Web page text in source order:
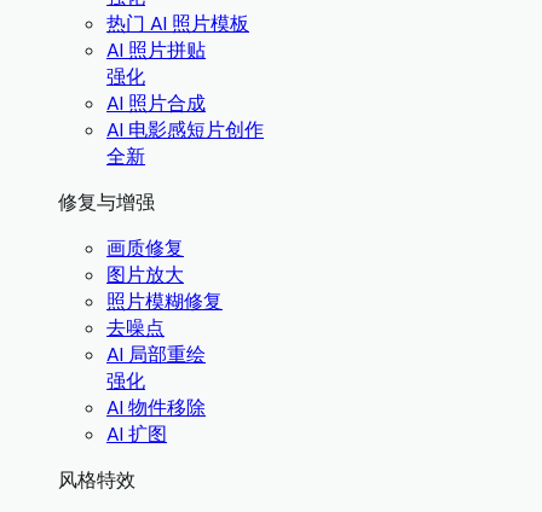
热门 AI 照片模板
AI 照片拼贴
强化
AI 照片合成
AI 电影感短片创作
全新
修复与增强
画质修复
图片放大
照片模糊修复
去噪点
AI 局部重绘
强化
AI 物件移除
AI 扩图
风格特效